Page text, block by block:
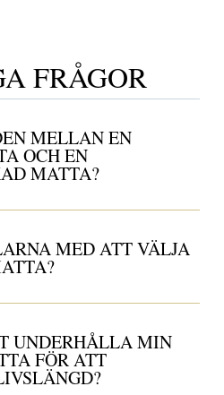
FRÅGOR
MELLAN EN
OCH EN
MATTA?
MED ATT VÄLJA
UNDERHÅLLA MIN
FÖR ATT